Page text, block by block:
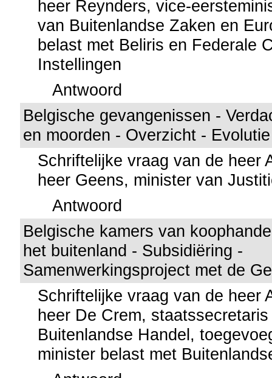
heer Reynders, vice-
van Buitenlandse Zaken en
belast met Beliris en Federale
Instellingen
Antwoord
Belgische gevangenissen -
en moorden - Overzicht -
Schriftelijke vraag van de heer
heer Geens, minister van
Antwoord
Belgische kamers van
het buitenland - Subsidiëring -
Samenwerkingsproject met de
Schriftelijke vraag van de heer
heer De Crem,
Buitenlandse Handel,
minister belast met